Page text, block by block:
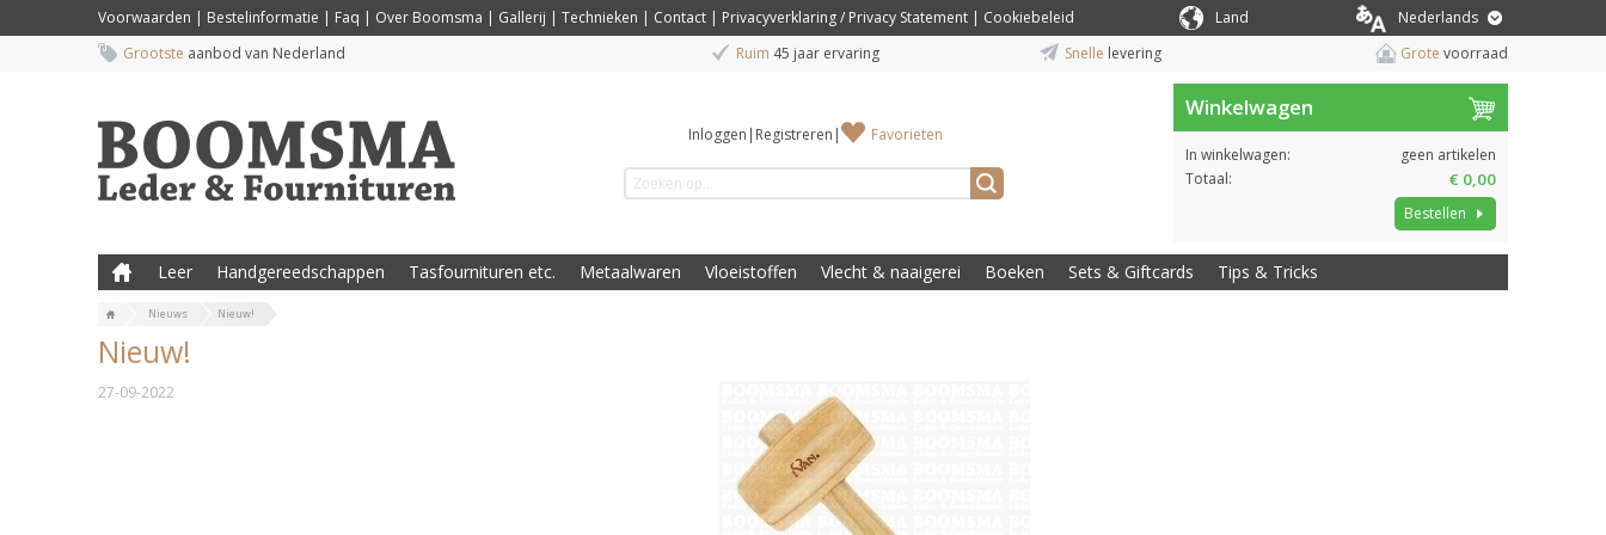
Voorwaarden | Bestelinformatie | Faq | Over Boomsma | Gallerij | Technieken | Contact | Privacyverklaring / Privacy Statement | Cookiebeleid Land
Nederlands
Grootste aanbod van Nederland Ruim 45 jaar ervaring Snelle levering Grote voorraad
Inloggen | Registreren | Favorieten
Winkelwagen
In winkelwagen:
geen artikelen
Totaal:
€ 0,00
Bestellen
Leer Handgereedschappen Tasfournituren etc. Metaalwaren Vloeistoffen Vlecht & naaigerei Boeken Sets & Giftcards Tips & Tricks
Nieuws Nieuw!
Nieuw!
27-09-2022